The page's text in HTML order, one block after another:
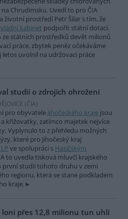
Chrudimsku. Uvedl to pro ČIA
životní prostředí Petr Šilar s tím, že
vládní kabinet podpořit státní dotací.
státních prostředků devět milionů
práce, zbytek peněz očekáváme
letos uvolnil na udržovací práce
studii o zdrojích ohrožení
(ČIA)
pro obyvatele Jihočeského kraje jsou
křižovatky, zatímco majetek nejvíce
Vyplynulo to z přehledu možných
které pro Jihočeský kraj
ve spolupráci s Hasičským
to uvedla tisková mluvčí krajského
první studii tohoto druhu v zemi
regionu, která se stane podkladem
kraje.
loni přes 12,8 milionu tun uhlí